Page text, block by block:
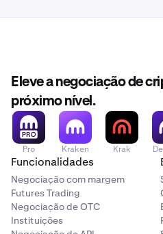
Eleve a negociação de
próximo nível.
Pro Kraken Krak
Funcionalidades
Negociação com margem
Futures Trading
Negociação de OTC
Instituições